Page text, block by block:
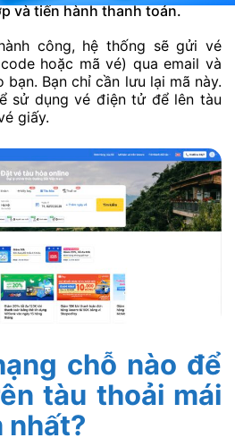
và tiến hành thanh toán.
công, hệ thống sẽ gửi vé
hoặc mã vé) qua email và
Bạn chỉ cần lưu lại mã này.
sử dụng vé điện tử để lên tàu
giấy.
chỗ nào để
tàu thoải mái
nhất?